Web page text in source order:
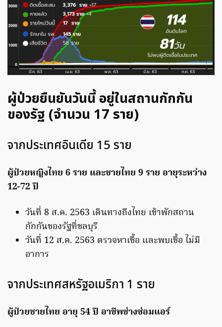
ผู้ป่วยยืนยันวันนี้ อยู่ในสถานกักกัน
ของรัฐ (จำนวน 17 ราย)
จากประเทศอินเดีย 15 ราย
ผู้ป่วยหญิงไทย 6 ราย และชายไทย 9 ราย อายุระหว่าง
12-72 ปี
วันที่ 8 ส.ค. 2563 เดินทางถึงไทย เข้าพักสถาน
กักกันของรัฐที่ชลบุรี
วันที่ 12 ส.ค. 2563 ตรวจหาเชื้อ และพบเชื้อ ไม่มี
อาการ
จากประเทศสหรัฐอเมริกา 1 ราย
ผู้ป่วยชายไทย อายุ 54 ปี อาชีพช่างซ่อมแอร์